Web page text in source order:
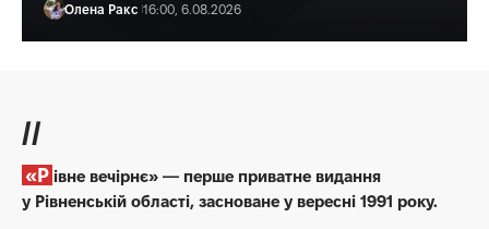
Олена Ракс 16:00, 6.08.2026
//
«Рівне вечірнє» — перше приватне видання
у Рівненській області, засноване у вересні 1991 року.